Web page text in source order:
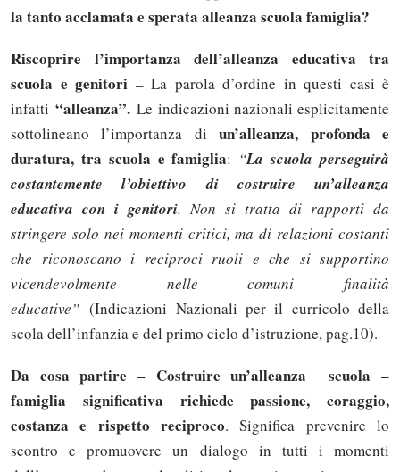
la tanto acclamata e sperata alleanza scuola famiglia?
Riscoprire l’importanza dell’alleanza educativa tra
scuola e genitori – La parola d’ordine in questi casi è
infatti“alleanza”.Le indicazioni nazionali esplicitamente
sottolineano l’importanza diun’alleanza, profonda e
duratura, tra scuola e famiglia: “La scuola perseguirà
costantemente l’obiettivo di costruire un’alleanza
educativa con i genitori. Non si tratta di rapporti da
stringere solo nei momenti critici, ma di relazioni costanti
che riconoscano i reciproci ruoli e che si supportino
vicendevolmente nelle comuni finalità
educative”(Indicazioni Nazionali per il curricolo della
scola dell’infanzia e del primo ciclo d’istruzione, pag.10).
Da cosa partire – Costruire un’alleanza scuola –
famiglia significativa richiede passione, coraggio,
costanza e rispetto reciproco. Significa prevenire lo
scontro e promuovere un dialogo in tutti i momenti